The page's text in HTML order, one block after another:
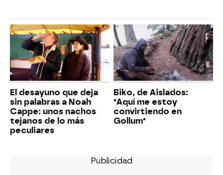
El desayuno que deja
sin palabras a Noah
Cappe: unos nachos
tejanos de lo más
peculiares
Biko, de Aislados:
"Aquí me estoy
convirtiendo en
Gollum"